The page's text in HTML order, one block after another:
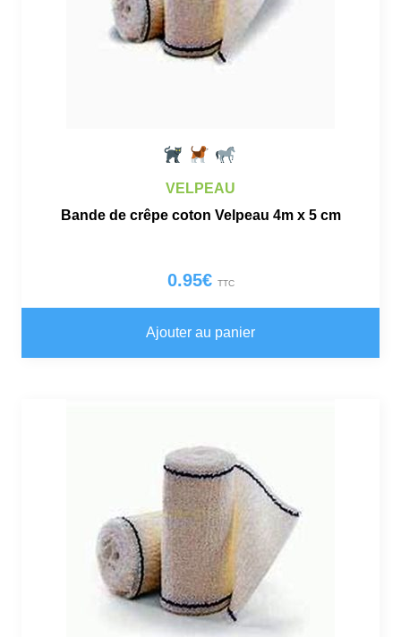
VELPEAU
Bande de crêpe coton Velpeau 4m x 5 cm
0.95€ TTC
Ajouter au panier